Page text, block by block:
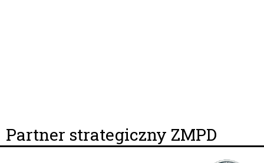
Partner strategiczny ZMPD